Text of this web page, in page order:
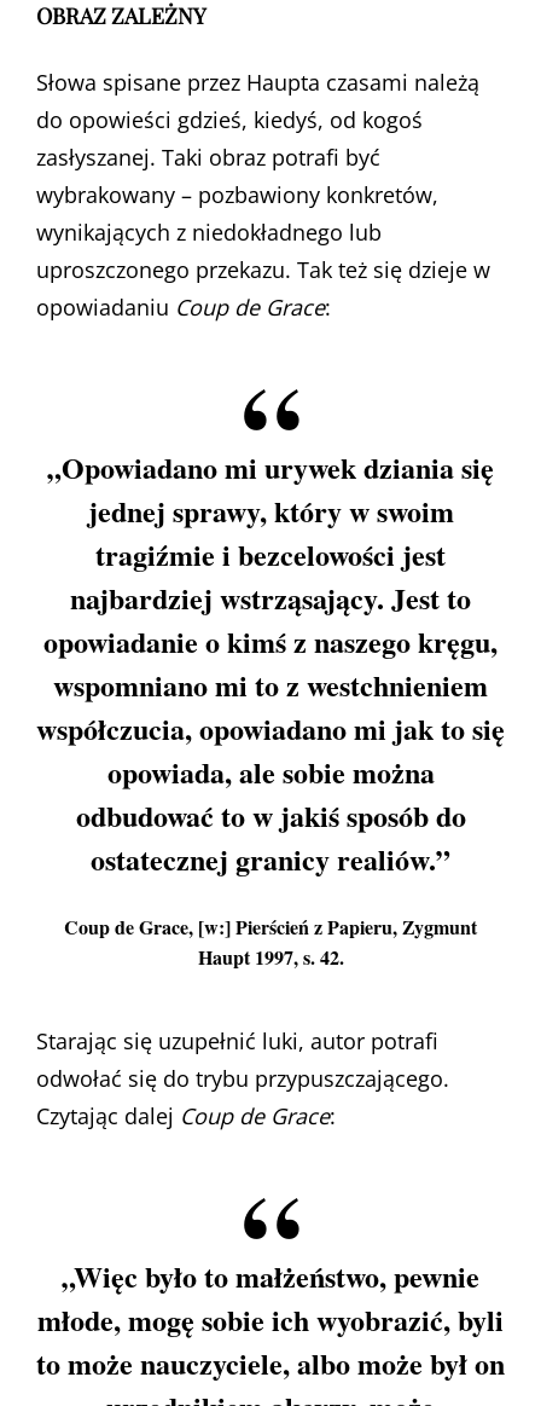
OBRAZ ZALEŻNY
Słowa spisane przez Haupta czasami należą
do opowieści gdzieś, kiedyś, od kogoś
zasłyszanej. Taki obraz potrafi być
wybrakowany – pozbawiony konkretów,
wynikających z niedokładnego lub
uproszczonego przekazu. Tak też się dzieje w
opowiadaniu Coup de Grace:
„Opowiadano mi urywek dziania się
jednej sprawy, który w swoim
tragiźmie i bezcelowości jest
najbardziej wstrząsający. Jest to
opowiadanie o kimś z naszego kręgu,
wspomniano mi to z westchnieniem
współczucia, opowiadano mi jak to się
opowiada, ale sobie można
odbudować to w jakiś sposób do
ostatecznej granicy realiów.”
Coup de Grace, [w:] Pierścień z Papieru, Zygmunt
Haupt 1997, s. 42.
Starając się uzupełnić luki, autor potrafi
odwołać się do trybu przypuszczającego.
Czytając dalej Coup de Grace:
„Więc było to małżeństwo, pewnie
młode, mogę sobie ich wyobrazić, byli
to może nauczyciele, albo może był on